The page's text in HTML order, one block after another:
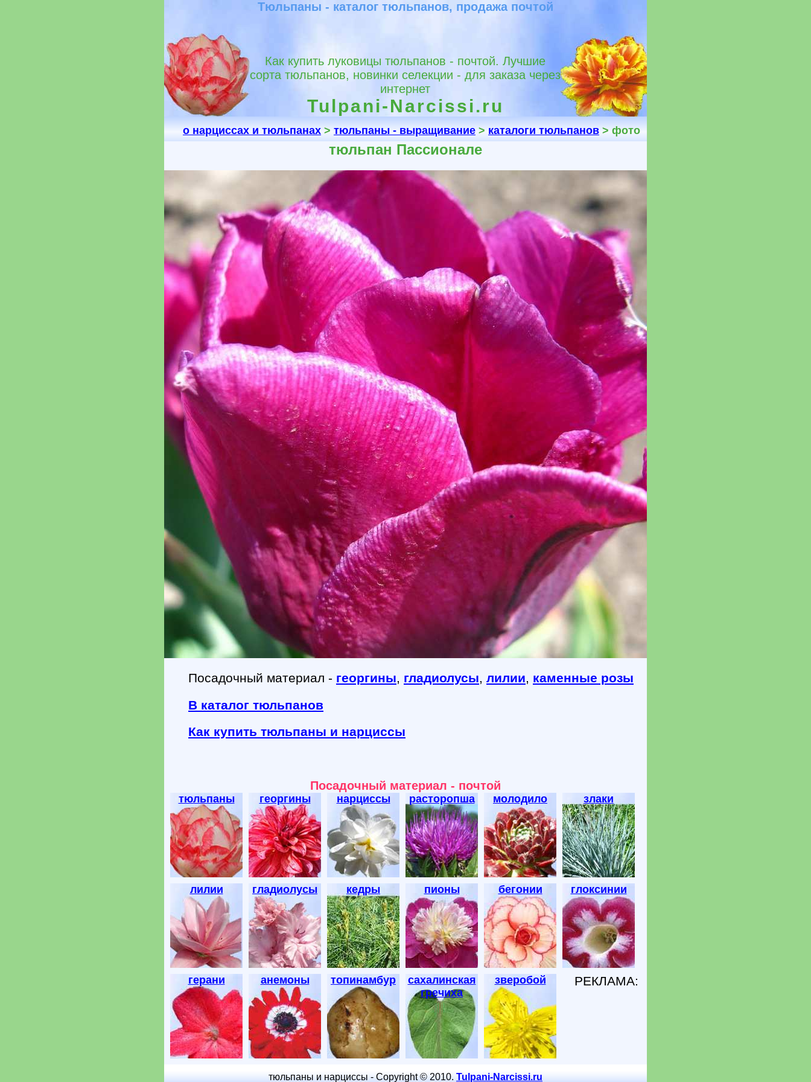
Тюльпаны - каталог тюльпанов, продажа почтой
Как купить луковицы тюльпанов - почтой. Лучшие
сорта тюльпанов, новинки селекции - для заказа через
интернет
Tulpani-Narcissi.ru
о нарциссах и тюльпанах > тюльпаны - выращивание > каталоги тюльпанов > фото
тюльпан Пассионале
Посадочный материал - георгины, гладиолусы, лилии, каменные розы
В каталог тюльпанов
Как купить тюльпаны и нарциссы
Посадочный материал - почтой
тюльпаны георгины нарциссы расторопша молодило злаки
лилии гладиолусы кедры пионы бегонии глоксинии
герани анемоны топинамбур
сахалинская
гречиха
зверобой РЕКЛАМА:
тюльпаны и нарциссы - Copyright © 2010. Tulpani-Narcissi.ru